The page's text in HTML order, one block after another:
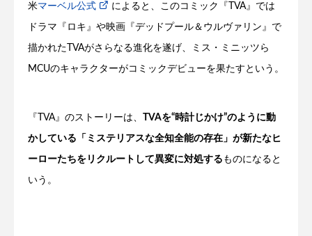
米マーベル公式 によると、このコミック『TVA』では
ドラマ『ロキ』や映画『デッドプール＆ウルヴァリン』で
描かれたTVAがさらなる進化を遂げ、ミス・ミニッツら
MCUのキャラクターがコミックデビューを果たすという。
『TVA』のストーリーは、 TVAを“時計じかけ”のように動
かしている「ミステリアスな全知全能の存在」が新たなヒ
ーローたちをリクルートして異変に対処する ものになると
いう。